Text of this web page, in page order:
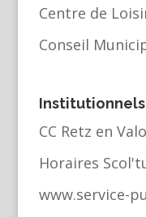
Centre de
Conseil
Institutionnels
CC Retz en
Horaires
www.service-